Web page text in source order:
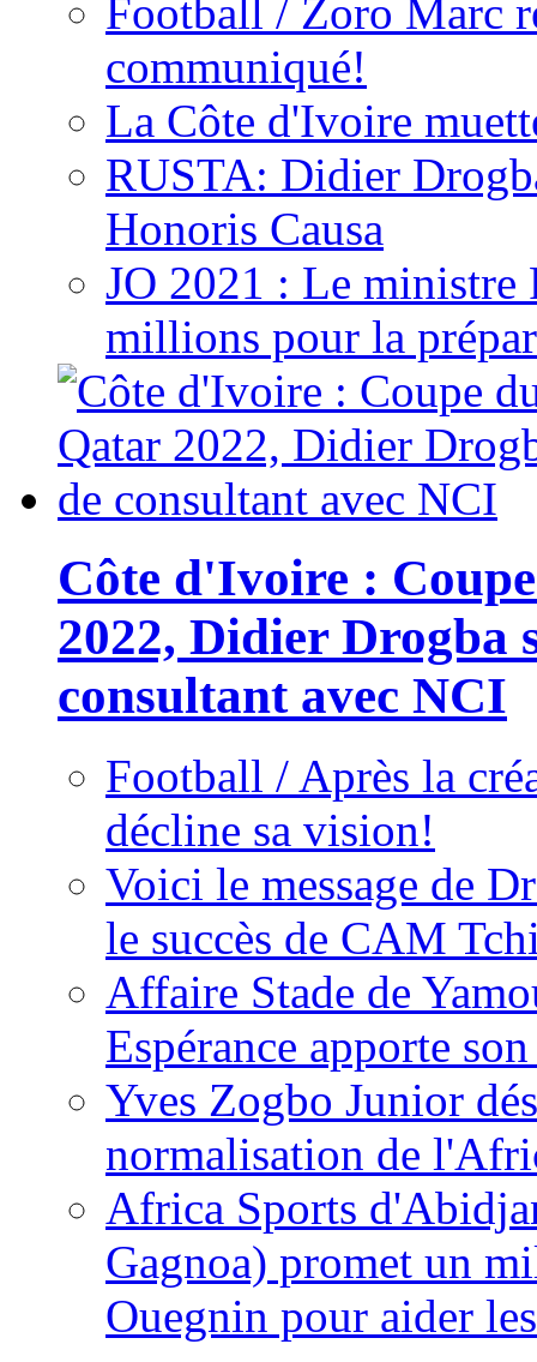
Football / Zoro Marc
communiqué!
La Côte d'Ivoire
RUSTA: Didier
Honoris Causa
JO 2021 : Le ministre
millions pour la
Côte d'Ivoire :
2022, Didier Drogba
consultant avec NCI
Football / Après la
décline sa vision!
Voici le message de
le succès de CAM
Affaire Stade de
Espérance apporte
Yves Zogbo Junior
normalisation de
Africa Sports
Gagnoa) promet un
Ouegnin pour aider